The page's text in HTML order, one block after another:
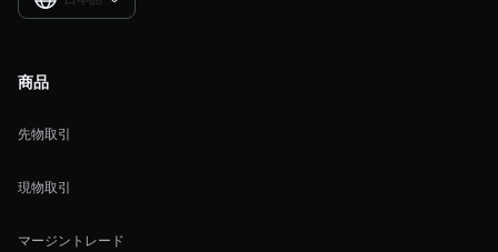
商品
先物取引
現物取引
マージントレード